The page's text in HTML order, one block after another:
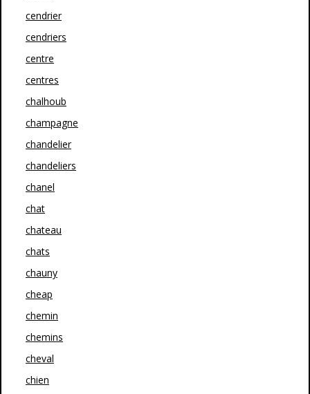
cendrier
cendriers
centre
centres
chalhoub
champagne
chandelier
chandeliers
chanel
chat
chateau
chats
chauny
cheap
chemin
chemins
cheval
chien